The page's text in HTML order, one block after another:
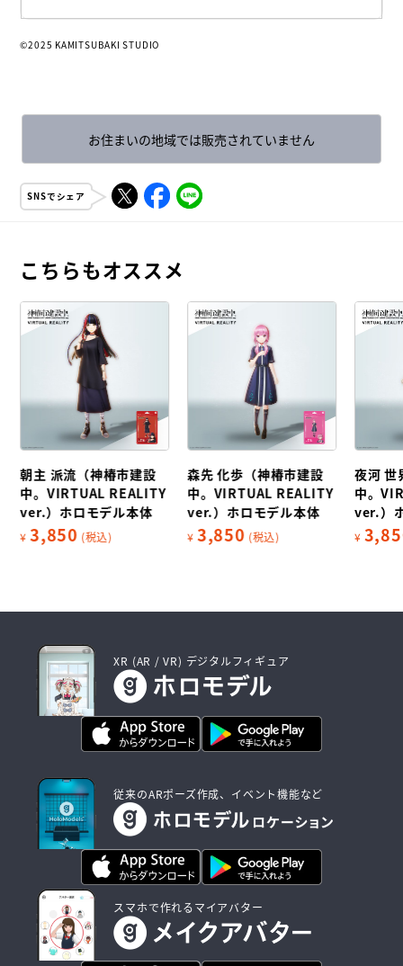
©2025 KAMITSUBAKI STUDIO
お住まいの地域では販売されていません
SNSでシェア
こちらもオススメ
朝主 派流（神椿市建設
中。VIRTUAL REALITY
ver.）ホロモデル本体
¥ 3,850 (税込)
森先 化歩（神椿市建設
中。VIRTUAL REALITY
ver.）ホロモデル本体
¥ 3,850 (税込)
夜河 世
中。
ver.）
¥
XR (AR / VR) デジタルフィギュア
従来のARポーズ作成、イベント機能など
スマホで作れるマイアバター